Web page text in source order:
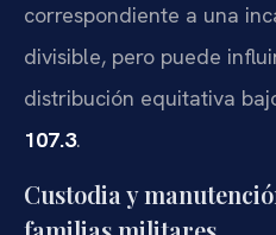
correspondiente a una
divisible, pero puede
distribución equitativa
107.3.
Custodia y